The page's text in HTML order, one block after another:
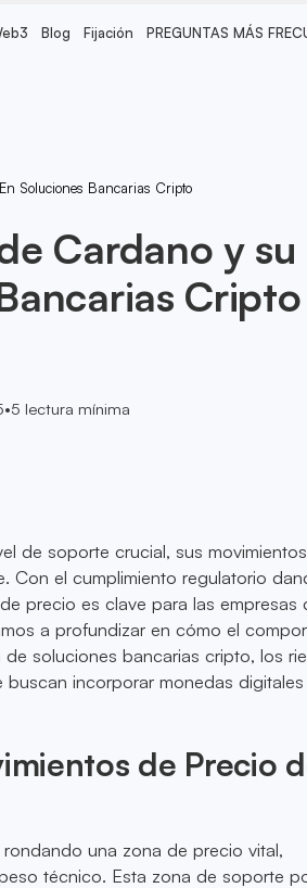
Blog Fijación PREGUNTAS MÁS
Soluciones Bancarias Cripto
Cardano y su
Cripto
•5 lectura mínima
de soporte crucial, sus
Con el cumplimiento regulatorio
precio es clave para las empresas
a profundizar en cómo el
soluciones bancarias cripto, los
incorporar monedas
de Precio
una zona de precio vital,
técnico. Esta zona de soporte